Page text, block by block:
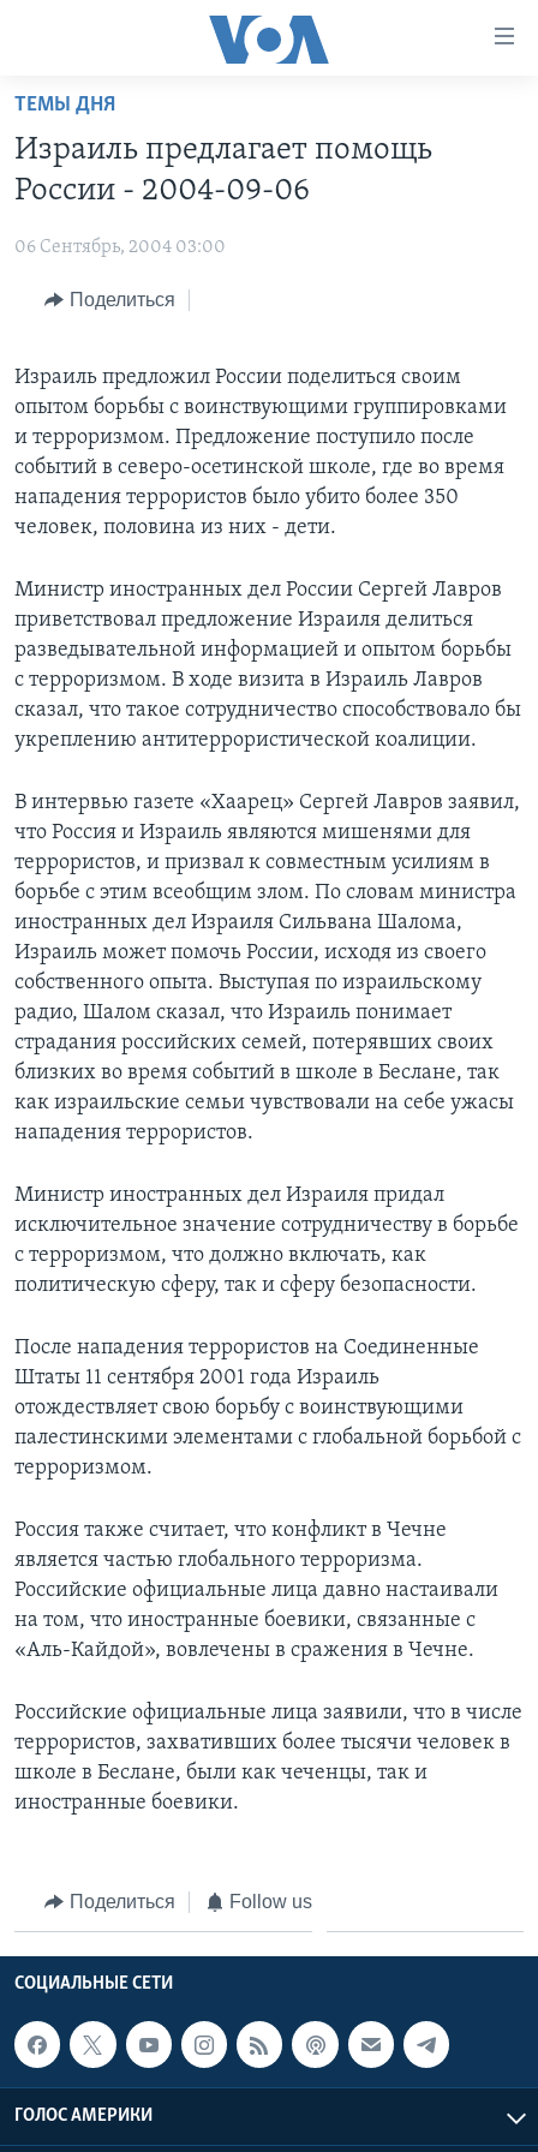
Перейти
основной
контент
навигации
поиск
ПРОГРАММЫ
НОВОСТИ ЗА МИНУТУ
ИТОГИ
ДИСКУССИЯ VOA
ДЕТАЛИ
НЬЮ-ЙОРК NEW YORK
УЧИМ АНГЛИЙСКИЙ
НАША АМЕРИКАНСКАЯ ИСТОРИЯ
АРТЕФАКТЫ
АМЕРИКАНСКИЕ ГОРОДКИ
ТЕСТЫ
ЭКСПЕРТИЗА
ИНТЕРВЬЮ
ЗА СВОБОДУ ПРЕССЫ
УЧИМ АНГЛИЙСКИЙ
ВИДЕО
ПОДПИСКА НА НОВОСТИ
Learning English
СОЦИАЛЬНЫЕ СЕТИ
Языки
ТЕМЫ ДНЯ
Израиль предлагает помощь
России - 2004-09-06
06 Сентябрь, 2004 03:00
Поделиться
Израиль предложил России поделиться своим
опытом борьбы с воинствующими группировками
и терроризмом. Предложение поступило после
событий в северо-осетинской школе, где во время
нападения террористов было убито более 350
человек, половина из них - дети.
Министр иностранных дел России Сергей Лавров
приветствовал предложение Израиля делиться
разведывательной информацией и опытом борьбы
с терроризмом. В ходе визита в Израиль Лавров
сказал, что такое сотрудничество способствовало бы
укреплению антитеррористической коалиции.
В интервью газете «Хаарец» Сергей Лавров заявил,
что Россия и Израиль являются мишенями для
террористов, и призвал к совместным усилиям в
борьбе с этим всеобщим злом. По словам министра
иностранных дел Израиля Сильвана Шалома,
Израиль может помочь России, исходя из своего
собственного опыта. Выступая по израильскому
радио, Шалом сказал, что Израиль понимает
страдания российских семей, потерявших своих
близких во время событий в школе в Беслане, так
как израильские семьи чувствовали на себе ужасы
нападения террористов.
Министр иностранных дел Израиля придал
исключительное значение сотрудничеству в борьбе
с терроризмом, что должно включать, как
политическую сферу, так и сферу безопасности.
После нападения террористов на Соединенные
Штаты 11 сентября 2001 года Израиль
отождествляет свою борьбу с воинствующими
палестинскими элементами с глобальной борьбой с
терроризмом.
Россия также считает, что конфликт в Чечне
является частью глобального терроризма.
Российские официальные лица давно настаивали
на том, что иностранные боевики, связанные с
«Аль-Кайдой», вовлечены в сражения в Чечне.
Российские официальные лица заявили, что в числе
террористов, захвативших более тысячи человек в
школе в Беслане, были как чеченцы, так и
иностранные боевики.
Поделиться Follow us
СОЦИАЛЬНЫЕ СЕТИ
ГОЛОС АМЕРИКИ